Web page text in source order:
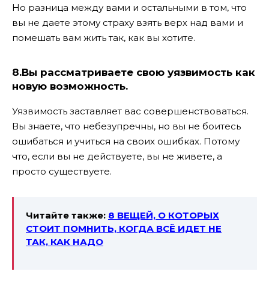
Но разница между вами и остальными в том, что
вы не даете этому страху взять верх над вами и
помешать вам жить так, как вы хотите.
8.Вы рассматриваете свою уязвимость как
новую возможность.
Уязвимость заставляет вас совершенствоваться.
Вы знаете, что небезупречны, но вы не боитесь
ошибаться и учиться на своих ошибках. Потому
что, если вы не действуете, вы не живете, а
просто существуете.
Читайте также: 8 ВЕЩЕЙ, О КОТОРЫХ
СТОИТ ПОМНИТЬ, КОГДА ВСЁ ИДЕТ НЕ
ТАК, КАК НАДО